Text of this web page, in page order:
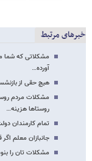
خبرهای مرتبط
مشکلاتی که شما
آورده…
هیچ حقی از
روستاها هزینه…
تمام کارمندان
جانبازان معلم اگر قبل از 30 سال بازنشسته شوند
مشکلات تان را